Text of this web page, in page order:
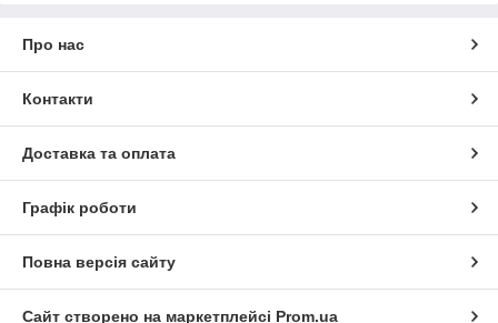
Про нас
Контакти
Доставка та оплата
Графік роботи
Повна версія сайту
Сайт створено на маркетплейсі Prom.ua